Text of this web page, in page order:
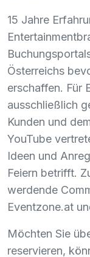
15 Jahre
Österreichs
erschaffen. Für
ausschließlich
Kunden und
YouTube
Ideen und
Feiern betrifft.
werdende
Eventzone.at
Möchten Sie
reservieren,